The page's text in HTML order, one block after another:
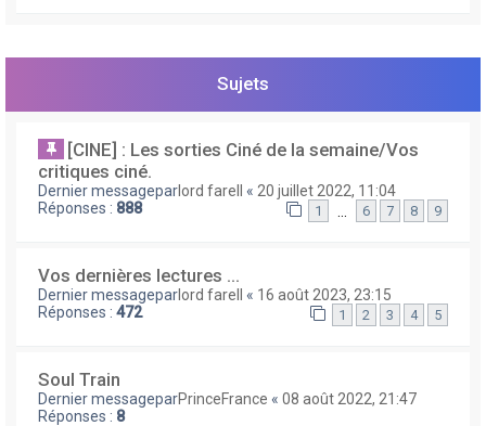
Sujets
[CINE] : Les sorties Ciné de la semaine/Vos
critiques ciné.
Dernier messageparlord farell « 20 juillet 2022, 11:04
Réponses : 888 1 6 7 8 9
Vos dernières lectures ...
Dernier messageparlord farell « 16 août 2023, 23:15
Réponses : 472 1 2 3 4 5
Soul Train
Dernier messageparPrinceFrance « 08 août 2022, 21:47
Réponses : 8